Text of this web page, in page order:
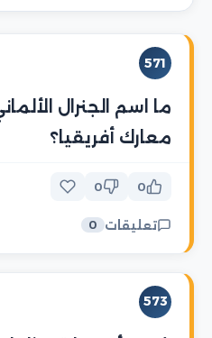
571
ما اسم الجنرال
معارك أفريقيا؟
0
0
تعليقات 0
573